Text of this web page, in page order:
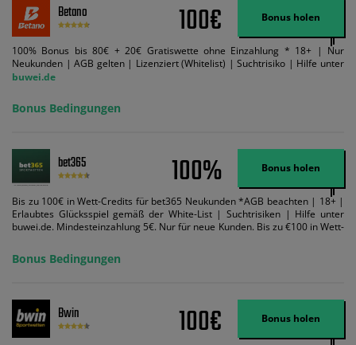
Betano 100€ Bonus holen
100% Bonus bis 80€ + 20€ Gratiswette ohne Einzahlung * 18+ | Nur
Neukunden | AGB gelten | Lizenziert (Whitelist) | Suchtrisiko | Hilfe unter
buwei.de
Bonus Bedingungen
bet365 100% Bonus holen
Bis zu 100€ in Wett-Credits für bet365 Neukunden *AGB beachten | 18+ |
Erlaubtes Glücksspiel gemäß der White-List | Suchtrisiken | Hilfe unter
buwei.de. Mindesteinzahlung 5€. Nur für neue Kunden. Bis zu €100 in Wett-
ein und wir geben Ihnen die entsprechende qualifizierende Einzahlung in
Wett-Credits, wenn Sie qualifizierende Wetten im gleichen Wert platzieren
Wett-Credits aus. Es gelten die AGB, Zeitlimits und Ausnahmen. Der Bonus-
Code VIPANGEBOT kann während der Anmeldung benutzt werden, jedoch
ändert dies den Angebotsbetrag in keinster Weise.
Bonus Bedingungen
Bwin 100€ Bonus holen